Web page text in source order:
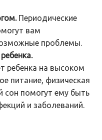
Периодические
вам
проблемы.
ребенка на высоком
питание, физическая
сон помогут ему быть
и заболеваний.